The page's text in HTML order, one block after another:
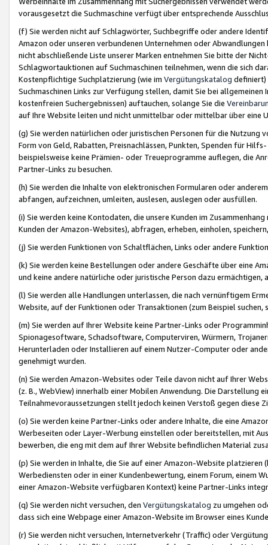
vorausgesetzt die Suchmaschine verfügt über entsprechende
(f) Sie werden nicht auf Schlagwörter, Suchbegriffe oder andere
Amazon oder unseren verbundenen Unternehmen oder
nicht abschließende Liste unserer Marken entnehmen Sie bitte der
Schlagwortauktionen auf Suchmaschinen teilnehmen, wenn die sich
Kostenpflichtige Suchplatzierung (wie im Vergütungskatalog definiert)
Suchmaschinen Links zur Verfügung stellen, damit Sie bei
kostenfreien Suchergebnissen) auftauchen, solange Sie die
auf Ihre Website leiten und nicht unmittelbar oder mittelbar über eine
(g) Sie werden natürlichen oder juristischen Personen für die Nutzung
Form von Geld, Rabatten, Preisnachlässen, Punkten, Spenden für
beispielsweise keine Prämien- oder Treueprogramme auflegen, die
Partner-Links zu besuchen.
(h) Sie werden die Inhalte von elektronischen Formularen oder
abfangen, aufzeichnen, umleiten, auslesen, auslegen oder ausfüllen.
(i) Sie werden keine Kontodaten, die unsere Kunden im
Kunden der Amazon-Websites), abfragen, erheben, einholen,
(j) Sie werden Funktionen von Schaltflächen, Links oder andere
(k) Sie werden keine Bestellungen oder andere Geschäfte über eine
und keine andere natürliche oder juristische Person dazu
(l) Sie werden alle Handlungen unterlassen, die nach vernünftigem
Website, auf der Funktionen oder Transaktionen (zum Beispiel
(m) Sie werden auf Ihrer Website keine Partner-Links oder
Spionagesoftware, Schadsoftware, Computerviren, Würmern,
Herunterladen oder Installieren auf einem Nutzer-Computer oder
genehmigt wurden.
(n) Sie werden Amazon-Websites oder Teile davon nicht auf Ihrer
(z. B., WebView) innerhalb einer Mobilen Anwendung. Die Darstellung
Teilnahmevoraussetzungen stellt jedoch keinen Verstoß gegen diese
(o) Sie werden keine Partner-Links oder andere Inhalte, die eine
Werbeseiten oder Layer-Werbung einstellen oder bereitstellen, mit
bewerben, die eng mit dem auf Ihrer Website befindlichen Material
(p) Sie werden in Inhalte, die Sie auf einer Amazon-Website
Werbediensten oder in einer Kundenbewertung, einem Forum, einem
einer Amazon-Website verfügbaren Kontext) keine Partner-Links
(q) Sie werden nicht versuchen, den Vergütungskatalog zu umgehen
dass sich eine Webpage einer Amazon-Website im Browser eines
(r) Sie werden nicht versuchen, Internetverkehr (Traffic) oder